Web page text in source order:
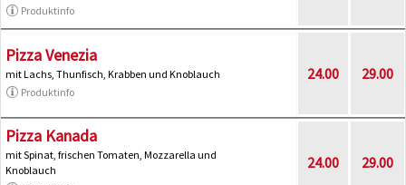
Produktinfo
Pizza Venezia
mit Lachs, Thunfisch, Krabben und Knoblauch
Produktinfo
24.00 29.00
Pizza Kanada
mit Spinat, frischen Tomaten, Mozzarella und
Knoblauch
24.00 29.00